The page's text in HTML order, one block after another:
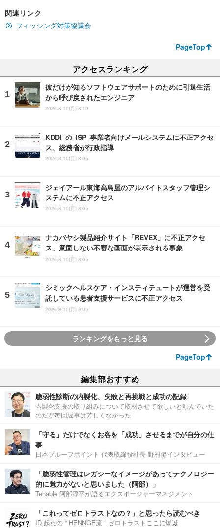
関連リンク
フィッシング対策協議会
PageTop
アクセスランキング
彼だけが知るソフトウェアサポートのために引退生活
から呼び戻されたエンジニア
2026.8.10(月) 8:10
KDDI の ISP 事業者向けメールシステムに不正アクセ
ス、総務省が行政指導
2026.8.10(月) 8:05
ジェイアール東海高島屋のアルバイトスタッフ管理シ
ステムに不正アクセス
2026.8.10(月) 8:05
ナカバヤシ製品紹介サイト「REVEX」に不正アクセ
ス、意図しない不審な画面が表示される事象
2026.8.10(月) 8:05
シミックヘルスケア・インスティテュートが運営を受
託している患者支援サービスに不正アクセス
2026.8.10(月) 8:05
ランキングをもっと見る
PageTop
編集部おすすめ
脆弱性診断の内製化、失敗と再挑戦と成功の記録
内製化支援の取り組みについて取材させて欲しいと頼んでいた
のだが毎回返事は芳しくなかった
「守る」だけでなくお客を「成功」させるまでが自分の仕
事
日本プルーフポイント 代表取締役社長 野村健インタビュー
「脆弱性管理はレガシーなイメージがあってテクノロジー
的に魅力がないと思いました（阿部）」
Tenable 阿部淳平が語るエクスポージャーマネジメント
「これってゼロトラストなの？」と思ったら読むべき
ID 起点の “ HENNGE流 ” ゼロトラストここに爆誕